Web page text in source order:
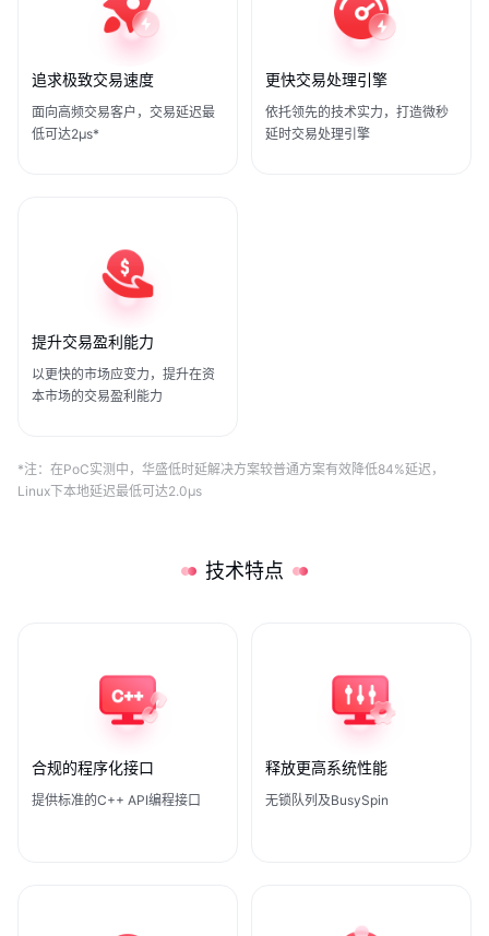
追求极致交易速度
面向高频交易客户，交易延迟最
低可达2μs*
更快交易处理引擎
依托领先的技术实力，打造微秒
延时交易处理引擎
提升交易盈利能力
以更快的市场应变力，提升在资
本市场的交易盈利能力
*注：在PoC实测中，华盛低时延解决方案较普通方案有效降低84%延迟，
Linux下本地延迟最低可达2.0μs
技术特点
合规的程序化接口
提供标准的C++ API编程接口
释放更高系统性能
无锁队列及BusySpin